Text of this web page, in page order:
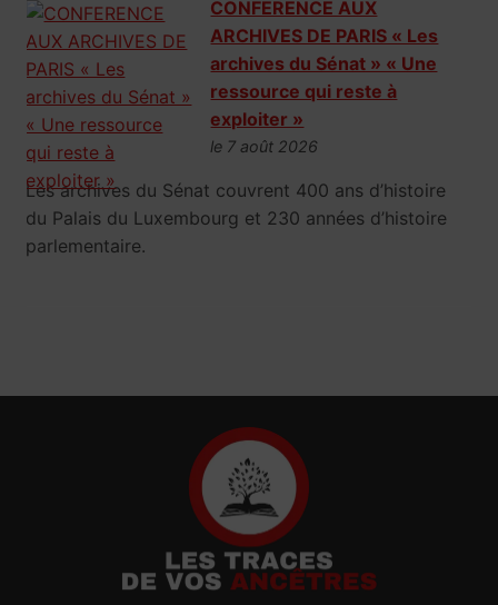
CONFERENCE AUX
ARCHIVES DE PARIS « Les
archives du Sénat » « Une
ressource qui reste à
exploiter »
le 7 août 2026
Les archives du Sénat couvrent 400 ans d’histoire
du Palais du Luxembourg et 230 années d’histoire
parlementaire.